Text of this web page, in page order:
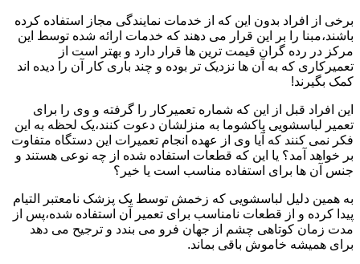
برخی از افراد بدون این که از خدمات نمایندگی مجاز استفاده کرده
باشند،مبنا را بر این قرار می دهند که خدمات ارائه شده توسط این
مرکز در رده گران قیمت ترین ها قرار دارد و بهتر است از
تعمیرکاری که به آن ها نزدیک تر بوده و چند باری کار آن را دیده اند
کمک بگیرند!
این افراد قبل از این که شماره تعمیرکار را گرفته و وی را برای
تعمیر لباسشویی پاکشوما به منزلشان دعوت کنند،یک لحظه به این
فکر نمی کنند که آیا وی از عهده انجام تعمیرات این دستگاه متفاوت
بر خواهد آمد؟ یا این که قطعات استفاده شده از چه نوعی هستند و
جنس آن ها برای استفاده مناسب است یا خیر؟
به همین دلیل لباسشویی که زخمش توسط یک پزشک نامعتبر التیام
پیدا کرده و از قطعات نامناسب برای تعمیر آن استفاده شده،پس از
مدت زمان کوتاهی چشم از جهان فرو می بندد و ترجیح می دهد
برای همیشه خاموش باقی بماند.